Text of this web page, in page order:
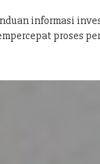
informasi
proses